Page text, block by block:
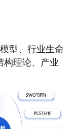
型、行业生命
构理论、产业